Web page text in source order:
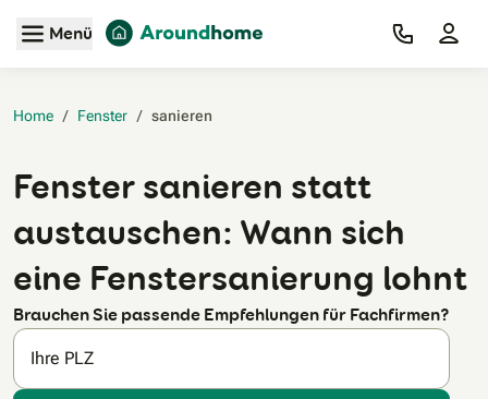
Zum Hauptinhalt
Menü
Home / Fenster / sanieren‎
Fenster sanieren statt
austauschen: Wann sich
eine Fenstersanierung lohnt
Brauchen Sie passende Empfehlungen für Fachfirmen?
Ihre PLZ